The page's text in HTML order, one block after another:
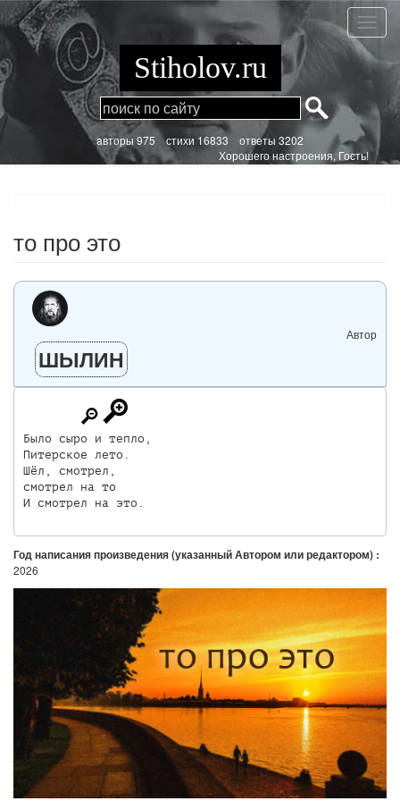
Перейти
к
основному
содержанию
то
про
это
Stiholov.ru
aвторы 975стихи 16833 ответы 3202
Хорошего настроения, Гость!
то про это
Автор
ШЫЛИН
Было сыро и тепло,
Питерское лето.
Шёл, смотрел,
смотрел на то
И смотрел на это.
Год написания произведения (указанный Автором или редактором) :
2026